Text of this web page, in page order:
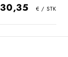
30,35